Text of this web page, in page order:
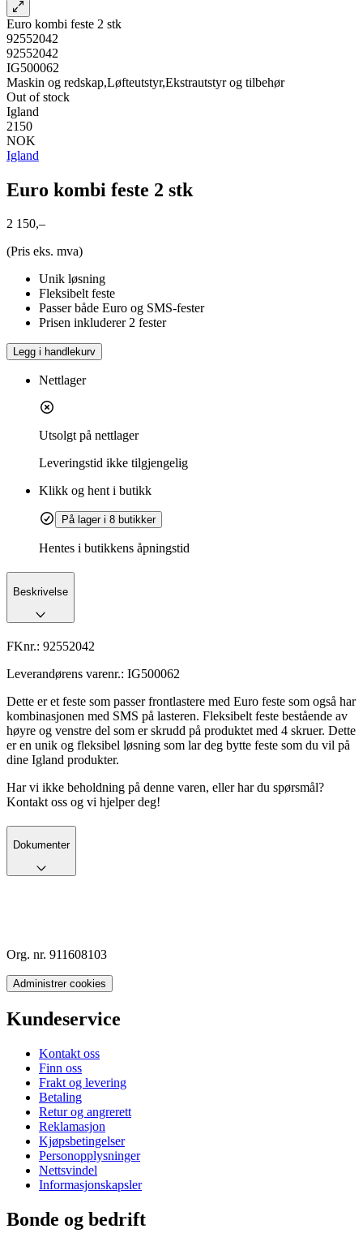
Euro kombi feste 2 stk
92552042
92552042
IG500062
Maskin og redskap,Løfteutstyr,Ekstrautstyr og tilbehør
Out of stock
Igland
2150
NOK
Igland
Euro kombi feste 2 stk
2 150,–
(Pris eks. mva)
Unik løsning
Fleksibelt feste
Passer både Euro og SMS-fester
Prisen inkluderer 2 fester
Legg i handlekurv
Nettlager
Utsolgt på nettlager
Leveringstid ikke tilgjengelig
Klikk og hent i butikk
På lager i 8 butikker
Hentes i butikkens åpningstid
Beskrivelse
FKnr.: 92552042
Leverandørens varenr.: IG500062
Dette er et feste som passer frontlastere med Euro feste som også har
kombinasjonen med SMS på lasteren. Fleksibelt feste bestående av
høyre og venstre del som er skrudd på produktet med 4 skruer. Dette
er en unik og fleksibel løsning som lar deg bytte feste som du vil på
dine Igland produkter.
Har vi ikke beholdning på denne varen, eller har du spørsmål?
Kontakt oss og vi hjelper deg!
Dokumenter
Org. nr. 911608103
Administrer cookies
Kundeservice
Kontakt oss
Finn oss
Frakt og levering
Betaling
Retur og angrerett
Reklamasjon
Kjøpsbetingelser
Personopplysninger
Nettsvindel
Informasjonskapsler
Bonde og bedrift